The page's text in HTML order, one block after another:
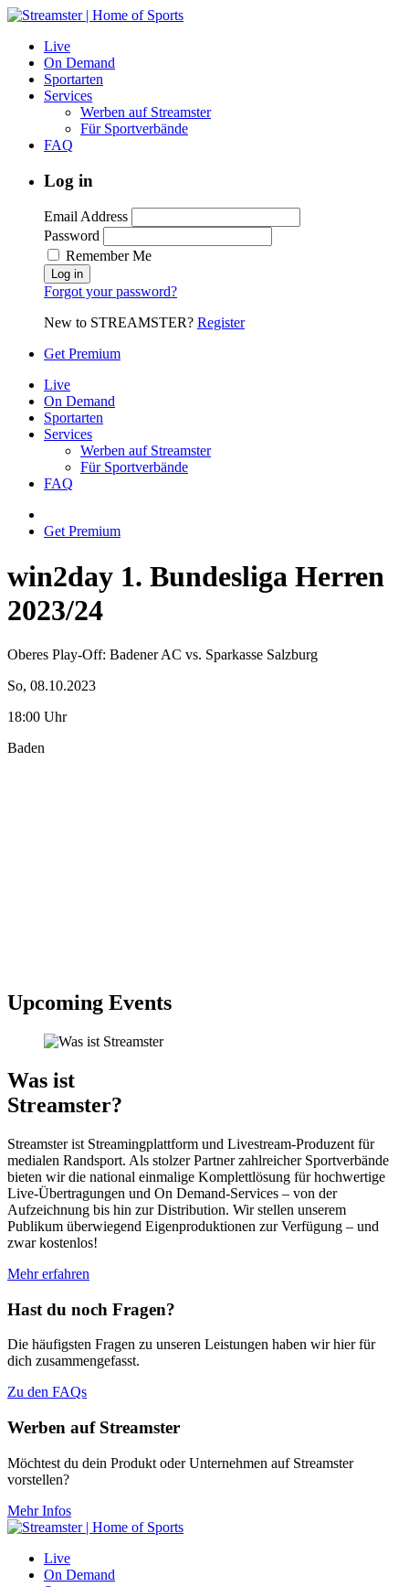
Live
On Demand
Sportarten
Services
Werben auf Streamster
Für Sportverbände
FAQ
Log in
Email Address
Password
Remember Me
Forgot your password?
New to STREAMSTER? Register
Get Premium
Live
On Demand
Sportarten
Services
Werben auf Streamster
Für Sportverbände
FAQ
Get Premium
win2day 1. Bundesliga Herren
2023/24
Oberes Play-Off: Badener AC vs. Sparkasse Salzburg
So, 08.10.2023
18:00 Uhr
Baden
Upcoming Events
Was ist
Streamster?
Streamster ist Streamingplattform und Livestream-Produzent für
medialen Randsport. Als stolzer Partner zahlreicher Sportverbände
bieten wir die national einmalige Komplettlösung für hochwertige
Live-Übertragungen und On Demand-Services – von der
Aufzeichnung bis hin zur Distribution. Wir stellen unserem
Publikum überwiegend Eigenproduktionen zur Verfügung – und
zwar kostenlos!
Mehr erfahren
Hast du noch Fragen?
Die häufigsten Fragen zu unseren Leistungen haben wir hier für
dich zusammengefasst.
Zu den FAQs
Werben auf Streamster
Möchtest du dein Produkt oder Unternehmen auf Streamster
vorstellen?
Mehr Infos
Live
On Demand